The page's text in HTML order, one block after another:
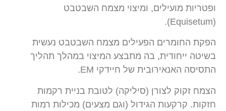
ופטריות מועילים, ומיצוי מצמח השבטבט
(Equisetum).
הפקת החומרים הפעילים מצמח השבטבט נעשית
בשיטה ייחודית, בה מתבצע המיצוי במהלך תהליך
התסיסה האנאירובית של חיידקי EM.
הצמח זקוק לצורן (סיליקה) לטובת בניית רקמות
חזקות. קרקעות הגידול (וגם מצעים) מכילות רמות